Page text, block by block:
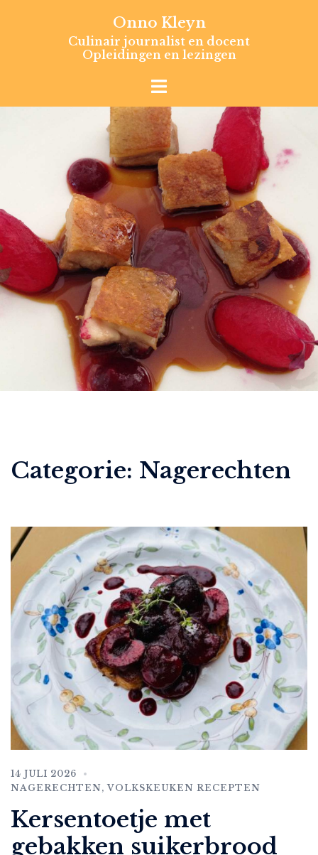
Onno Kleyn
Culinair journalist en docent
Opleidingen en lezingen
Categorie: Nagerechten
14 JULI 2026
NAGERECHTEN,VOLKSKEUKEN RECEPTEN
Kersentoetje met
gebakken suikerbrood